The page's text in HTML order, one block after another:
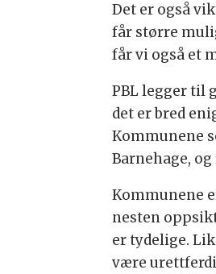
Det er også
får større
får vi også et
PBL legger til
det er bred
Kommunene
Barnehage,
Kommunene
nesten
er tydelige.
være